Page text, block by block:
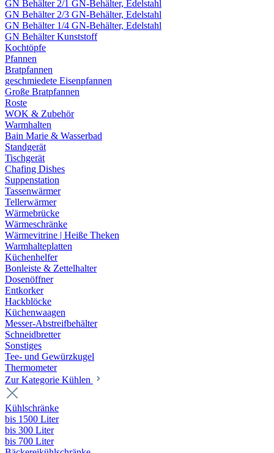
GN Behälter 2/1 GN-Behälter, Edelstahl
GN Behälter 2/3 GN-Behälter, Edelstahl
GN Behälter 1/4 GN-Behälter, Edelstahl
GN Behälter Kunststoff
Kochtöpfe
Pfannen
Bratpfannen
geschmiedete Eisenpfannen
Große Bratpfannen
Roste
WOK & Zubehör
Warmhalten
Bain Marie & Wasserbad
Standgerät
Tischgerät
Chafing Dishes
Suppenstation
Tassenwärmer
Tellerwärmer
Wärmebrücke
Wärmeschränke
Wärmevitrine | Heiße Theken
Warmhalteplatten
Küchenhelfer
Bonleiste & Zettelhalter
Dosenöffner
Entkorker
Hackblöcke
Küchenwaagen
Messer-Abstreifbehälter
Schneidbretter
Sonstiges
Tee- und Gewürzkugel
Thermometer
Zur Kategorie Kühlen
Kühlschränke
bis 1500 Liter
bis 300 Liter
bis 700 Liter